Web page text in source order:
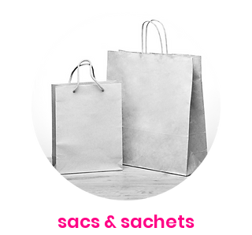
sacs & sachets